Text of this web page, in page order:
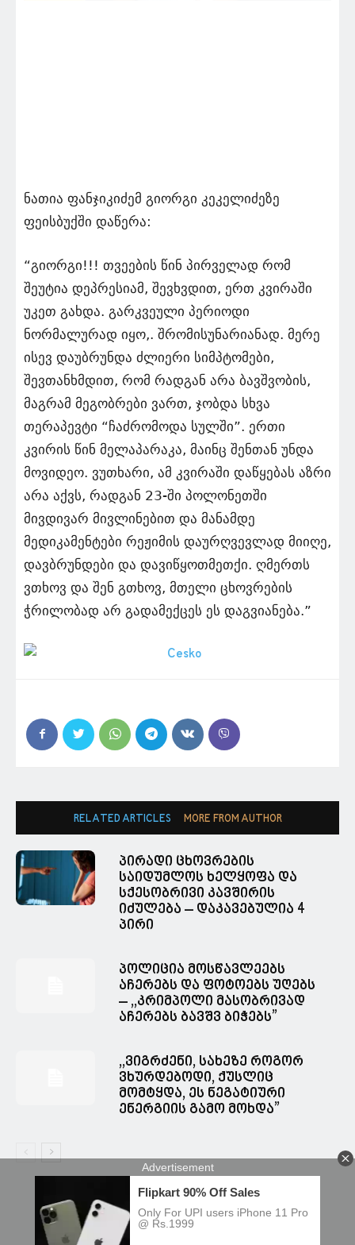
ნათია ფანჯიკიძემ გიორგი კეკელიძეზე
ფეისბუქში დაწერა:
“გიორგი!!! თვეების წინ პირველად რომ
შეუტია დეპრესიამ, შევხვდით, ერთ კვირაში
უკეთ გახდა. გარკვეული პერიოდი
ნორმალურად იყო,. შრომისუნარიანად. მერე
ისევ დაუბრუნდა ძლიერი სიმპტომები,
შევთანხმდით, რომ რადგან არა ბავშვობის,
მაგრამ მეგობრები ვართ, ჯობდა სხვა
თერაპევტი “ჩაძრომოდა სულში”. ერთი
კვირის წინ მელაპარაკა, მაინც შენთან უნდა
მოვიდეო. ვუთხარი, ამ კვირაში დაწყებას აზრი
არა აქვს, რადგან 23-ში პოლონეთში
მივდივარ მივლინებით და მანამდე
მედიკამენტები რეჟიმის დაურღვევლად მიიღე,
დავბრუნდები და დავიწყოთმეთქი. ღმერთს
ვთხოვ და შენ გთხოვ, მთელი ცხოვრების
ჭრილობად არ გადამექცეს ეს დაგვიანება.”
RELATED ARTICLES MORE FROM AUTHOR
პირადი ცხოვრების
საიდუმლოს ხელყოფა და
სქესობრივი კავშირის
იძულება – დაკავებულია 4
პირი
პოლიცია მოსწავლეებს
აჩერებს და ფოტოებს უღებს
– ,,კრიმპოლი მასობრივად
აჩერებს ბავშვ ბიჭებს”
,,ვიგრძენი, სახეზე როგორ
ვხურდებოდი, ქუსლიც
მომტყდა, ეს ნეგატიური
ენერგიის გამო მოხდა”
© Spacesnews • სფეისნიუსი